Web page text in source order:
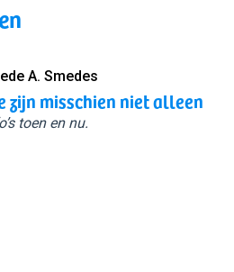
A. Smedes
zijn misschien niet alleen
toen en nu.